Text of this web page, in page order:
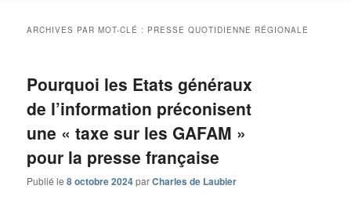
ARCHIVES PAR MOT-CLÉ : PRESSE QUOTIDIENNE RÉGIONALE
Pourquoi les Etats généraux
de l’information préconisent
une « taxe sur les GAFAM »
pour la presse française
Publié le8 octobre 2024parCharles de Laubier